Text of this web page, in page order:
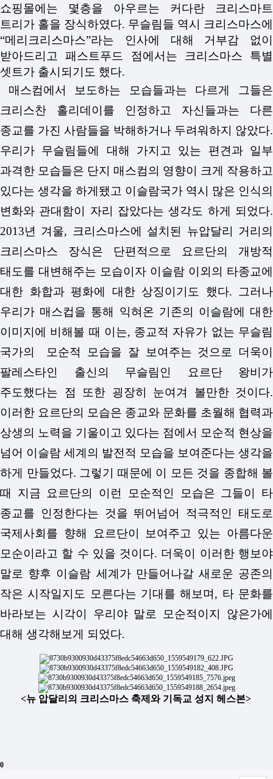
쇼핑몰에는 몇층을 아우르는 커다란 크리스마트
트리가 홀을 장식하였다. 무슬림들 역시 크리스마스에
“메리크리스마스”라는 인사에 대해 거부감 없이
받아드리고 패스트푸드 점에서는 크리스마스 특별
셋트가 출시되기도 했다.
매스컴에서 보도하는 모습들과는 다르게 그들은
크리스찬 홀리데이를 인정하고 자신들과는 다른
종교를 가진 사람들을 박해하거나 두려워하지 않았다.
우리가 무슬림들에 대해 가지고 있는 편견과 일부
과격한 모습들은 단지 매스컴의 영향이 크게 작용하고
있다는 생각을 하게됐고 이슬람국가 역시 많은 인식의
변화와 관대함이 자리 잡았다는 생각도 하게 되었다.
2013년 겨울, 크리스마스에 설치된 뉴압달리 거리의
크리스마스 장식은 단편적으로 요르단의 개방적
태도를 대변해주는 모습이자 이슬람 이외의 타종교에
대한 화합과 평화에 대한 상징이기도 했다. 그러나
우리가 매스컵을 통해 익혀온 기존의 이슬람에 대한
이미지에 비해볼 때 이는, 종교적 자유가 없는 무슬림
국가의 모순적 모습을 잘 보여주는 것으로 더욱이
팔레스타인 출신의 무슬림인 요르단 왕비가
주도했다는 점 또한 굉장히 눈여겨 볼만한 것이다.
이러한 요르단의 모습은 종교와 문화를 초월해 협력과
상생의 노력을 기울이고 있다는 점에서 모순적 현상을
넘어 이슬람 세계의 발전적 모습을 보여준다는 생각을
하게 만들었다. 그렇기 때문에 이 모든 것을 종합해 볼
때 지금 요르단의 이런 모순적인 모습은 그들이 타
종교를 인정한다는 것을 뛰어넘어 적극적인 태도로
국제사회를 향해 요르단이 보여주고 있는 아름다운
모순이라고 할 수 있을 것이다. 더욱이 이러한 행보야
말로 향후 이슬람 세계가 만들어나갈 새로운 공존의
작은 시작일지도 모른다는 기대를 해보며, 타 문화를
바라보는 시각이 우리야 말로 모순적이지 않은가에
대해 생각해보게 되었다.
<뉴 압달리의 크리스마스 축제와 기독교 성지 헤스본>
0